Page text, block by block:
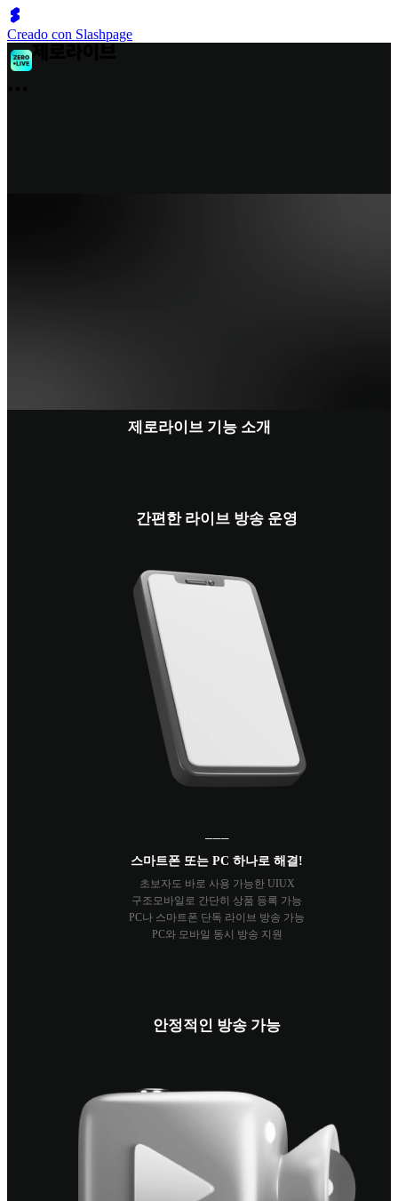
Creado con Slashpage
제로라이브 기능 소개
간편한 라이브 방송 운영
───
스마트폰 또는 PC 하나로 해결!
초보자도 바로 사용 가능한 UIUX
구조모바일로 간단히 상품 등록 가능
PC나 스마트폰 단독 라이브 방송 가능
PC와 모바일 동시 방송 지원
안정적인 방송 가능